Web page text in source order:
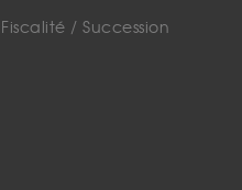
Fiscalité / Succession